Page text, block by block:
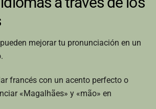
mejorar tu pronunciación en un
francés con un acento perfecto o
«Magalhães» y «mão» en